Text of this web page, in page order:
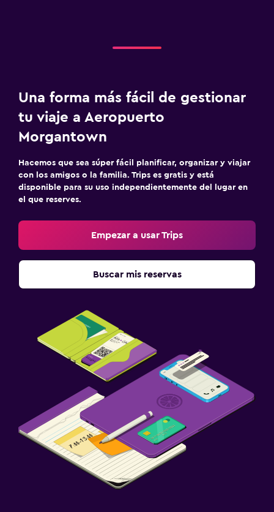
Una forma más fácil de gestionar
tu viaje a Aeropuerto
Morgantown
Hacemos que sea súper fácil planificar, organizar y viajar
con los amigos o la familia. Trips es gratis y está
disponible para su uso independientemente del lugar en
el que reserves.
Empezar a usar Trips
Buscar mis reservas